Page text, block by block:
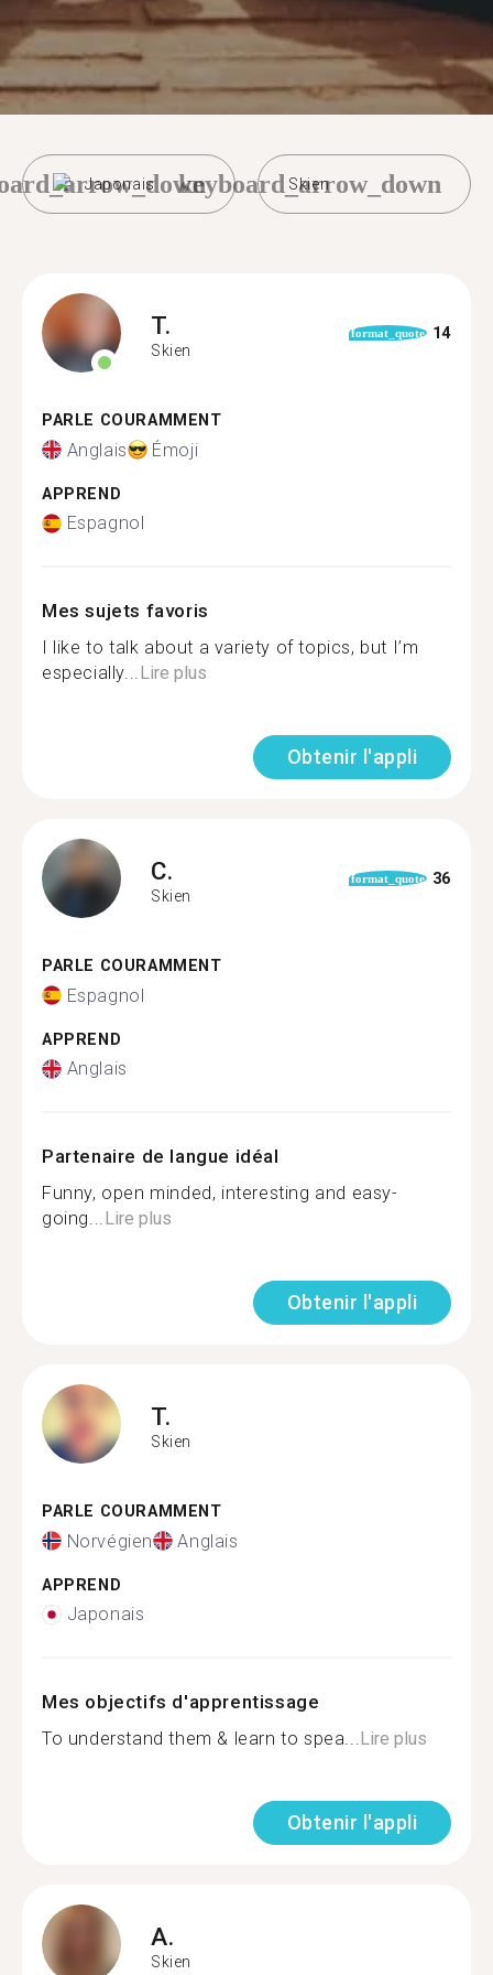
Japonais Skien
keyboard_arrow_down
T.
Skien
format_quote 14
PARLE COURAMMENT
Anglais Émoji
APPREND
Espagnol
Mes sujets favoris
I like to talk about a variety of topics, but I’m
especially...Lire plus
Obtenir l'appli
C.
Skien
format_quote 36
PARLE COURAMMENT
Espagnol
APPREND
Anglais
Partenaire de langue idéal
Funny, open minded, interesting and easy-
going...Lire plus
Obtenir l'appli
T.
Skien
PARLE COURAMMENT
Norvégien Anglais
APPREND
Japonais
Mes objectifs d'apprentissage
To understand them & learn to spea...Lire plus
Obtenir l'appli
A.
Skien